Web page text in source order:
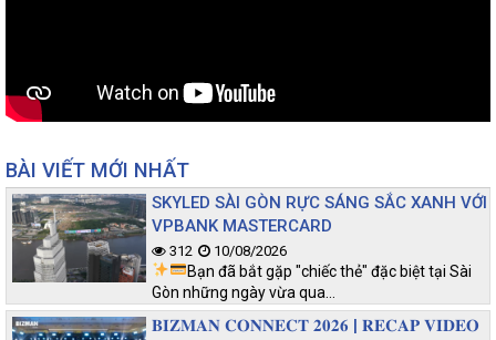
BÀI VIẾT MỚI NHẤT
SKYLED SÀI GÒN RỰC SÁNG SẮC XANH VỚI
VPBANK MASTERCARD
312 10/08/2026
Bạn đã bắt gặp "chiếc thẻ" đặc biệt tại Sài
Gòn những ngày vừa qua…
𝐁𝐈𝐙𝐌𝐀𝐍 𝐂𝐎𝐍𝐍𝐄𝐂𝐓 𝟐𝟎𝟐𝟔 | 𝐑𝐄𝐂𝐀𝐏 𝐕𝐈𝐃𝐄𝐎